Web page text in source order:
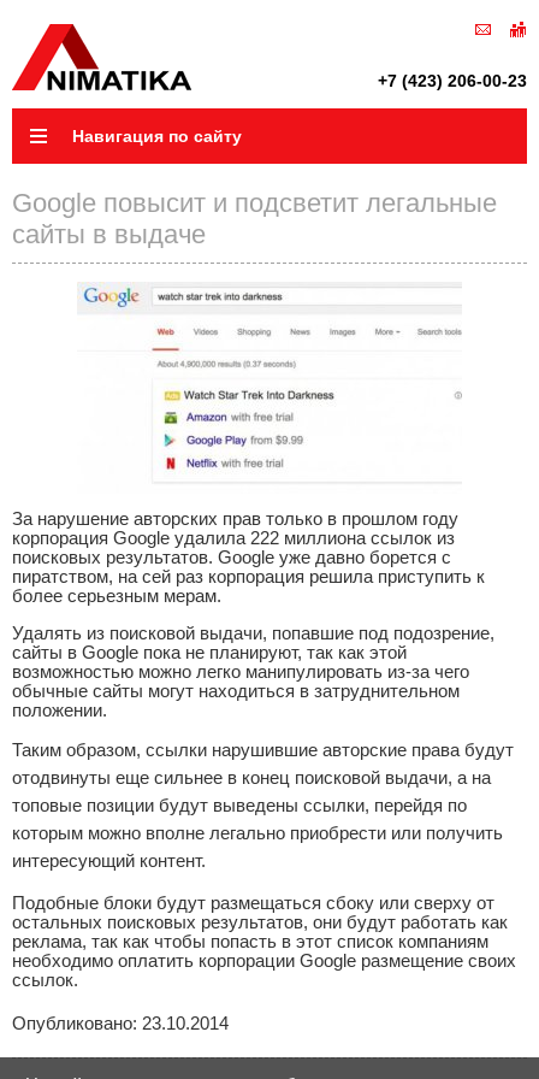
+7 (423) 206-00-23
Навигация по сайту
Google повысит и подсветит легальные
сайты в выдаче
За нарушение авторских прав только в прошлом году
корпорация Google удалила 222 миллиона ссылок из
поисковых результатов. Google уже давно борется с
пиратством, на сей раз корпорация решила приступить к
более серьезным мерам.
Удалять из поисковой выдачи, попавшие под подозрение,
сайты в Google пока не планируют, так как этой
возможностью можно легко манипулировать из-за чего
обычные сайты могут находиться в затруднительном
положении.
Таким образом, ссылки нарушившие авторские права будут
отодвинуты еще сильнее в конец поисковой выдачи, а на
топовые позиции будут выведены ссылки, перейдя по
которым можно вполне легально приобрести или получить
интересующий контент.
Подобные блоки будут размещаться сбоку или сверху от
остальных поисковых результатов, они будут работать как
реклама, так как чтобы попасть в этот список компаниям
необходимо оплатить корпорации Google размещение своих
ссылок.
Опубликовано: 23.10.2014